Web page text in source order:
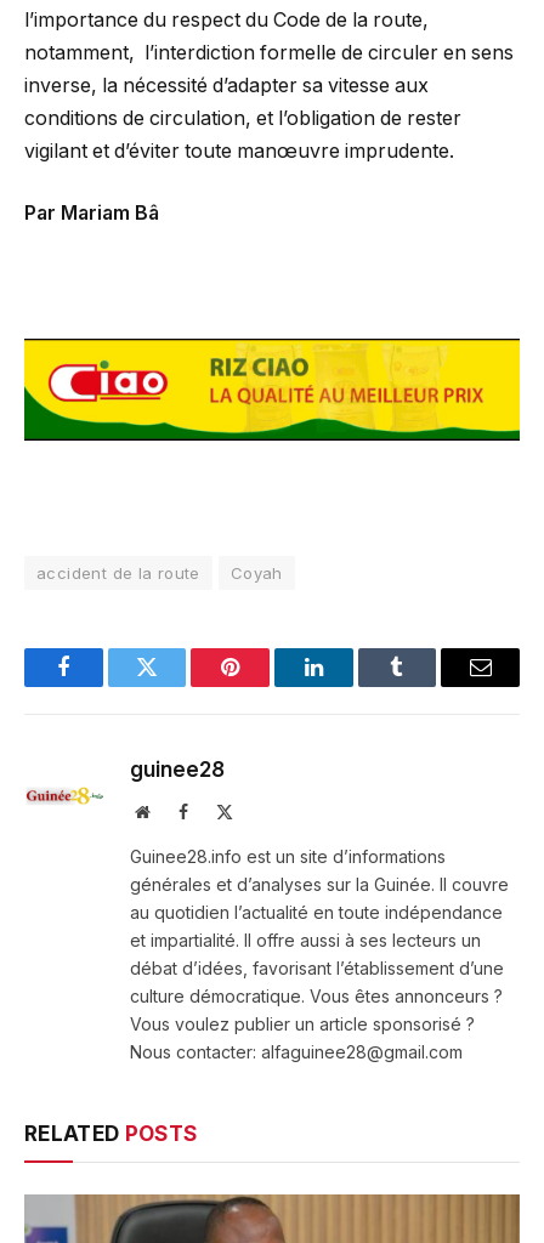
l’importance du respect du Code de la route,
notamment, l’interdiction formelle de circuler en sens
inverse, la nécessité d’adapter sa vitesse aux
conditions de circulation, et l’obligation de rester
vigilant et d’éviter toute manœuvre imprudente.
Par Mariam Bâ
accident de la route Coyah
FacebookTwitter Pinterest LinkedInTumblr Email
guinee28
WebsiteFacebook
Guinee28.info est un site d’informations
générales et d’analyses sur la Guinée. Il couvre
au quotidien l’actualité en toute indépendance
et impartialité. Il offre aussi à ses lecteurs un
débat d’idées, favorisant l’établissement d’une
culture démocratique. Vous êtes annonceurs ?
Vous voulez publier un article sponsorisé ?
Nous contacter: alfaguinee28@gmail.com
RELATED POSTS